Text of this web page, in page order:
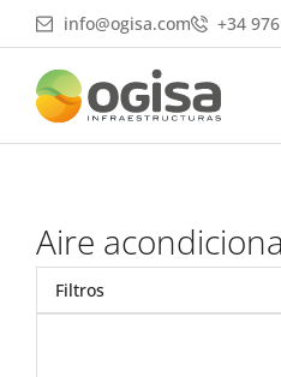
al
contenido
info@ogisa.com +34
Aire
Filtros